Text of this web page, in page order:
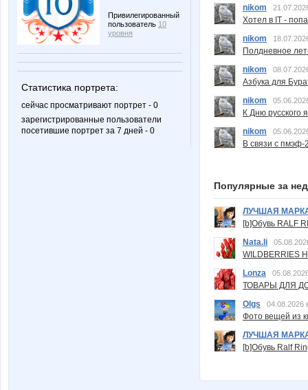
Привилегированный
пользователь 10
уровня
Статистика портрета:
сейчас просматривают портрет - 0
зарегистрированные пользователи
посетившие портрет за 7 дней - 0
nikom
Хотел в IT -
nikom
Полдневное
nikom
Азбука для
nikom
К Дню русского
nikom
В связи с пмэф-
Популярные за
ЛУЧШАЯ
[b]Обувь RALF
Nata.li
Lonza
ТОВАРЫ ДЛЯ
Olgs
04.08.2026
Фото вещей из
ЛУЧШАЯ
[b]Обувь Ralf